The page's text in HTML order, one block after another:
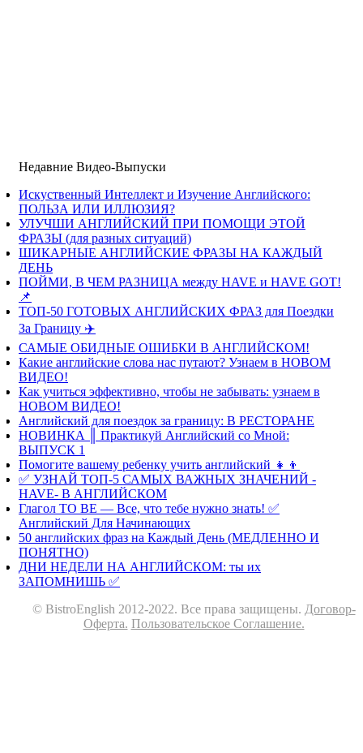
Недавние Видео-Выпуски
Искуственный Интеллект и Изучение Английского:
ПОЛЬЗА ИЛИ ИЛЛЮЗИЯ?
УЛУЧШИ АНГЛИЙСКИЙ ПРИ ПОМОЩИ ЭТОЙ
ФРАЗЫ (для разных ситуаций)
ШИКАРНЫЕ АНГЛИЙСКИЕ ФРАЗЫ НА КАЖДЫЙ
ДЕНЬ
ПОЙМИ, В ЧЕМ РАЗНИЦА между HAVE и HAVE GOT!
📌
ТОП-50 ГОТОВЫХ АНГЛИЙСКИХ ФРАЗ для Поездки
За Границу ✈️
САМЫЕ ОБИДНЫЕ ОШИБКИ В АНГЛИЙСКОМ!
Какие английские слова нас путают? Узнаем в НОВОМ
ВИДЕО!
Как учиться эффективно, чтобы не забывать: узнаем в
НОВОМ ВИДЕО!
Английский для поездок за границу: В РЕСТОРАНЕ
НОВИНКА ║ Практикуй Английский со Мной:
ВЫПУСК 1
Помогите вашему ребенку учить английский 👧👦
✅ УЗНАЙ ТОП-5 САМЫХ ВАЖНЫХ ЗНАЧЕНИЙ -
HAVE- В АНГЛИЙСКОМ
Глагол TO BE — Все, что тебе нужно знать! ✅
Английский Для Начинающих
50 английских фраз на Каждый День (МЕДЛЕННО И
ПОНЯТНО)
ДНИ НЕДЕЛИ НА АНГЛИЙСКОМ: ты их
ЗАПОМНИШЬ ✅
© BistroEnglish 2012-2022. Все права защищены. Договор-
Оферта. Пользовательское Соглашение.